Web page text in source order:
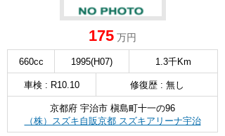
175 万円
660cc 1995(H07) 1.3千Km
車検 : R10.10 修復歴 : 無し
京都府 宇治市 槇島町十一の96
（株）スズキ自販京都 スズキアリーナ宇治